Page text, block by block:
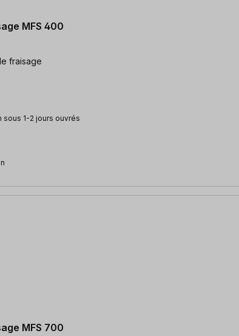
MFS 400
fraisage
sous 1-2 jours ouvrés
MFS 700